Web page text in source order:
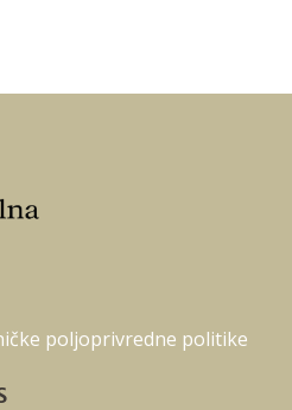
poljoprivredne politike